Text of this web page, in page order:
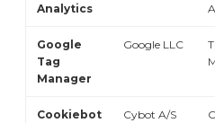
Analytics
Google
Tag
Manager
Google LLC
Cookiebot Cybot A/S